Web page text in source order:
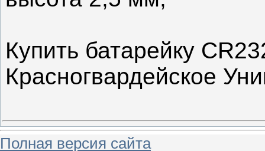
Купить батарейку
Красногвардейское
Полная версия сайта